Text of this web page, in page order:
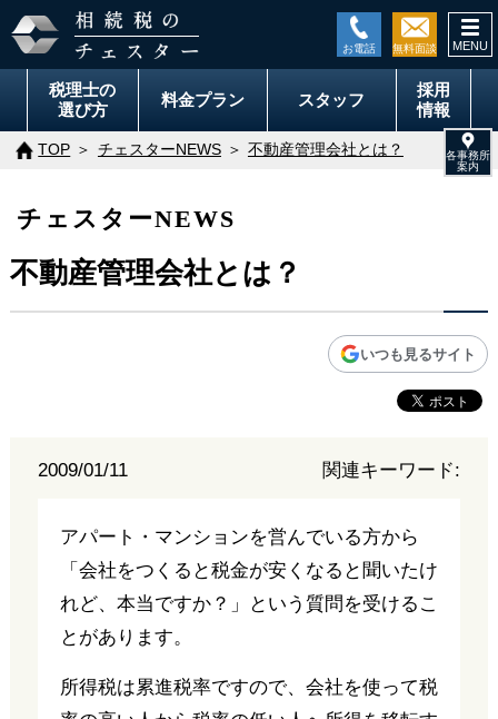
税理士の
選び方
料金プラン スタッフ
採用
情報
TOP チェスターNEWS 不動産管理会社とは？
チェスターNEWS
不動産管理会社とは？
いつも見るサイト
2009/01/11 関連キーワード:
アパート・マンションを営んでいる方から
「会社をつくると税金が安くなると聞いたけ
れど、本当ですか？」という質問を受けるこ
とがあります。
所得税は累進税率ですので、会社を使って税